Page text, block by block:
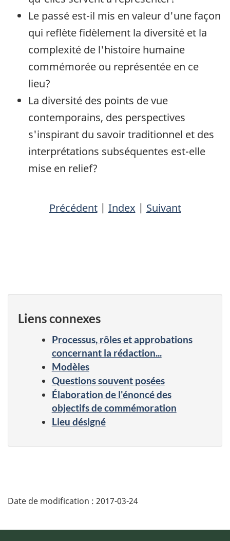
Le passé est-il mis en valeur d'une façon
qui reflète fidèlement la diversité et la
complexité de l'histoire humaine
commémorée ou représentée en ce
lieu?
La diversité des points de vue
contemporains, des perspectives
s'inspirant du savoir traditionnel et des
interprétations subséquentes est-elle
mise en relief?
Précédent| Index | Suivant
Liens connexes
Processus, rôles et approbations
concernant la rédaction...
Modèles
Questions souvent posées
Élaboration de l'énoncé des
objectifs de commémoration
Lieu désigné
Date de modification : 2017-03-24